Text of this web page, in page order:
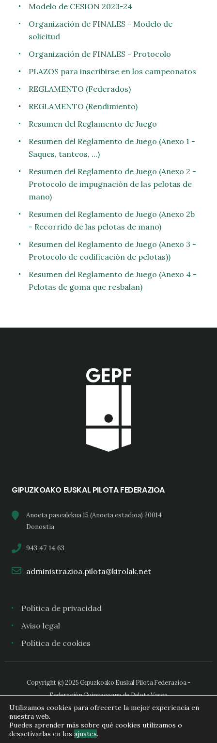
Modelo de CESION 2023-24
Organización de FINALES - Modelo de
solicitud
Organización de FINALES - Protocolo
PLAZOS para inscribirse en los campeonatos
REGLAMENTO (Federados)
REGLAMENTO (Rendimiento)
Resumen del Reglamento de Juego
Resumen del Reglamento de Juego (Anexo 1 -
Saques, tanteos, ...)
Resumen del Reglamento de Juego (Anexo 2 -
Protocolo de impugnación de las pelotas de
mano)
Resumen del Reglamento de Juego (Anexo 2b
- Recorrido de las pelotas de mano)
Resumen del Reglamento de Juego (Anexo 3 -
Protocolo de codificación de pelotas))
Resumen del Reglamento de Juego (Anexo 4 -
Pelotas de goma que resbalan)
GIPUZKOAKO EUSKAL PILOTA FEDERAZIOA
Anoeta pasealekua 15 (Anoeta estadioa) 20014
Donostia
943 47 14 63
administrazioa.pilota@kirolak.net
Política de privacidad
Aviso legal
Política de cookies
Copyright (c) 2025 Gipuzkoako Euskal Pilota Federazioa -
Federación Guipuzcoana de Pelota Vasca
Utilizamos cookies para ofrecerte la mejor experiencia en
nuestra web.
Puedes aprender más sobre qué cookies utilizamos o
desactivarlas en los ajustes.